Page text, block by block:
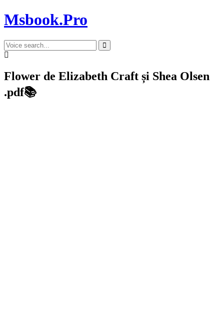
Msbook.Pro
Flower de Elizabeth Craft și Shea Olsen
.pdf📚